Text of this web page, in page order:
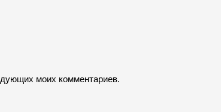
моих комментариев.